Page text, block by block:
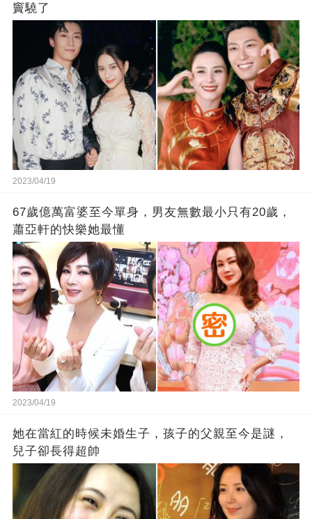
竇驍了
2023/04/19
67歲億萬富婆至今單身，男友無數最小只有20歲，
蕭亞軒的快樂她最懂
2023/04/19
她在當紅的時候未婚生子，孩子的父親至今是謎，
兒子卻長得超帥